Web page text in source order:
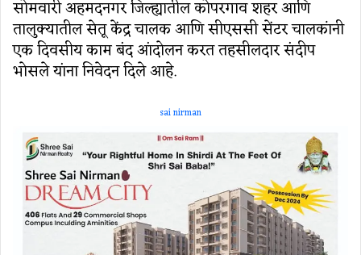
सोमवारी अहमदनगर जिल्ह्यातील कोपरगाव शहर आणि
तालुक्यातील सेतू केंद्र चालक आणि सीएससी सेंटर चालकांनी
एक दिवसीय काम बंद आंदोलन करत तहसीलदार संदीप
भोसले यांना निवेदन दिले आहे.
sai nirman